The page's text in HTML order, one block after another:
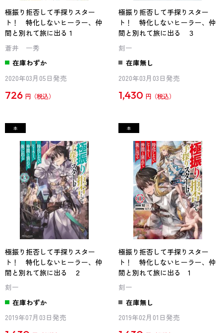
極振り拒否して手探りスター
ト！ 特化しないヒーラー、仲
間と別れて旅に出る 1
蒼井 一秀
在庫わずか
2020年03月05日発売
726 円
極振り拒否して手探りスター
ト！ 特化しないヒーラー、仲
間と別れて旅に出る ３
刻一
在庫無し
2020年03月03日発売
1,430 円
極振り拒否して手探りスター
ト！ 特化しないヒーラー、仲
間と別れて旅に出る ２
刻一
在庫わずか
2019年07月03日発売
極振り拒否して手探りスター
ト！ 特化しないヒーラー、仲
間と別れて旅に出る 1
刻一
在庫無し
2019年02月01日発売